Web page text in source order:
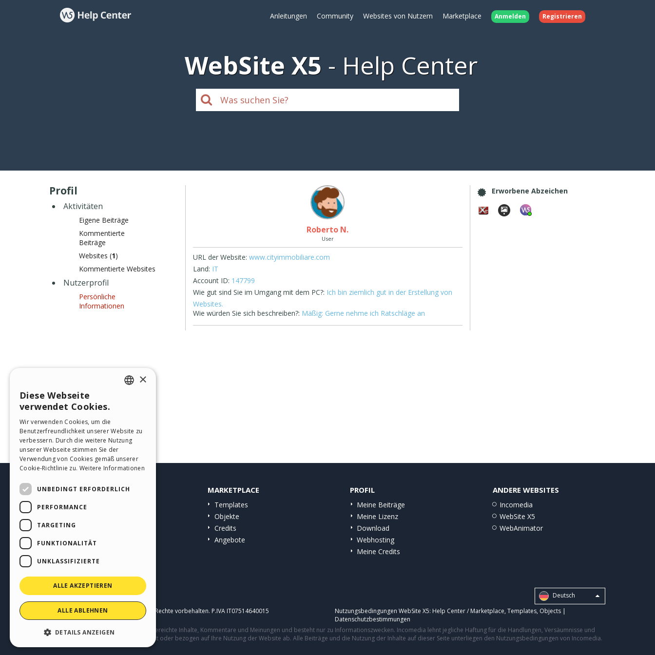
Anleitungen Community Websites von Nutzern Marketplace Anmelden Registrieren
WebSite X5 Help Center
Profil
Aktivitäten
Eigene Beiträge
Kommentierte
Beiträge
Websites (1)
Kommentierte Websites
Nutzerprofil
Persönliche
Informationen
Roberto N.
User
URL der Website: www.cityimmobiliare.com
Land: IT
Account ID: 147799
Wie gut sind Sie im Umgang mit dem PC?: Ich bin ziemlich gut in der Erstellung von
Websites.
Wie würden Sie sich beschreiben?: Mäßig: Gerne nehme ich Ratschläge an
Erworbene Abzeichen
HELP CENTER
Anleitungen
Websites von Nutzern
MARKETPLACE
Templates
Objekte
Credits
Angebote
PROFIL
Meine Beiträge
Meine Lizenz
Download
Webhosting
Meine Credits
ANDERE WEBSITES
Incomedia
WebSite X5
WebAnimator
Deutsch
Copyright © 2026Incomedia s.r.l. Alle Rechte vorbehalten. P.IVA IT07514640015 Nutzungsbedingungen WebSite X5: Help Center / Marketplace, Templates, Objects |
Datenschutzbestimmungen
Diese Seite enthält von Benutzern eingereichte Inhalte, Kommentare und Meinungen und besteht nur zu Informationszwecken. Incomedia lehnt jegliche Haftung für die Handlungen, Versäumnisse und
Verhalten von Dritten in Verbindung mit oder bezogen auf Ihre Nutzung der Website ab. Alle Beiträge und die Nutzung der Inhalte auf dieser Seite unterliegen den Nutzungsbedingungen von Incomedia.
GERMAN
SPANISH
PORTUGUESE
×
Diese Webseite
verwendet Cookies.
Wir verwenden Cookies, um die
Benutzerfreundlichkeit unserer Website zu
verbessern. Durch die weitere Nutzung
unserer Webseite stimmen Sie der
Verwendung von Cookies gemäß unserer
Cookie-Richtlinie zu. Weitere Informationen
UNBEDINGT ERFORDERLICH
PERFORMANCE
TARGETING
FUNKTIONALITÄT
UNKLASSIFIZIERTE
ALLE AKZEPTIEREN
ALLE ABLEHNEN
DETAILS ANZEIGEN